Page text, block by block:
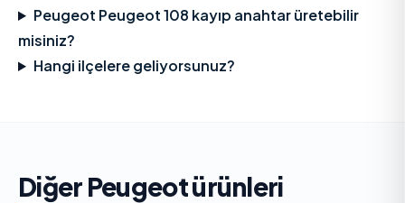
Peugeot Peugeot 108 kayıp anahtar üretebilir
misiniz?
Hangi ilçelere geliyorsunuz?
Diğer Peugeotürünleri